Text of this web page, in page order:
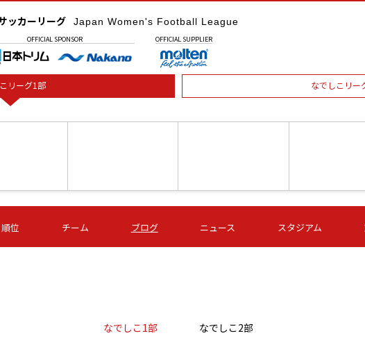
ッカーリーグ Japan Women's Football League
OFFICIAL SPONSOR OFFICIAL SUPPLIER
リーグ1部 なでしこリー
05 (土) 15:00
石人の星
-
第16節 09/05 (土) 16:00
ＡＧＦ
-
いちご
-
第16節 09/06 (日
-
順位 チーム ブログ ニュース スタジアム
なでしこ1部 なでしこ2部